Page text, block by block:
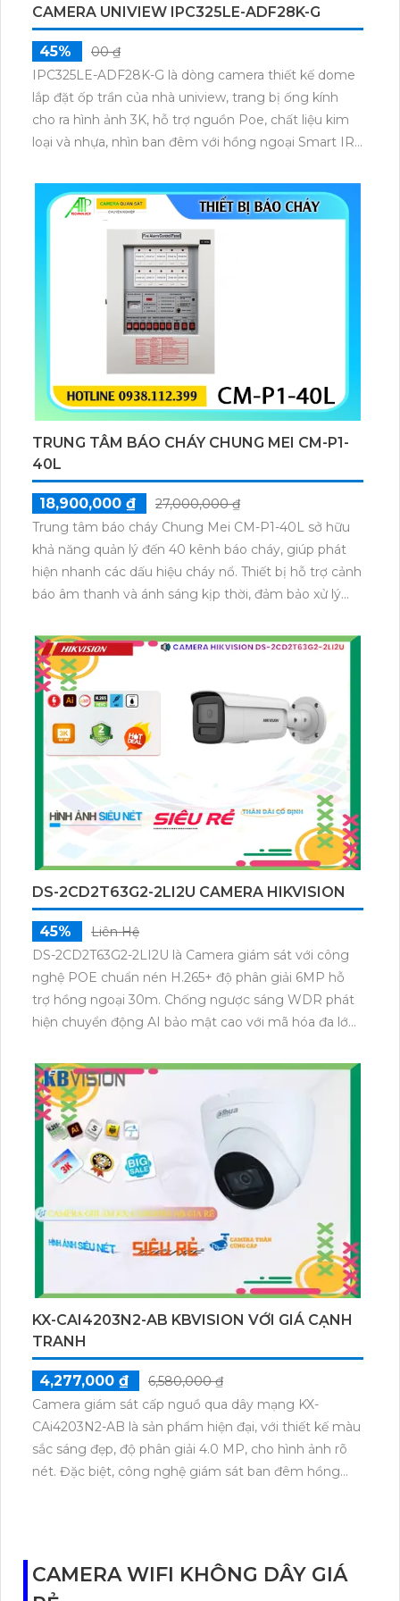
CAMERA UNIVIEW IPC325LE-ADF28K-G
45%
00 ₫
IPC325LE-ADF28K-G là dòng camera thiết kế dome
lắp đặt ốp trần của nhà uniview, trang bị ống kính
cho ra hình ảnh 3K, hỗ trợ nguồn Poe, chất liệu kim
loại và nhựa, nhìn ban đêm với hồng ngoại Smart IR
DWDR 120 db
TRUNG TÂM BÁO CHÁY CHUNG MEI CM-P1-
40L
18,900,000 ₫
27,000,000 ₫
Trung tâm báo cháy Chung Mei CM-P1-40L sở hữu
khả năng quản lý đến 40 kênh báo cháy, giúp phát
hiện nhanh các dấu hiệu cháy nổ. Thiết bị hỗ trợ cảnh
báo âm thanh và ánh sáng kịp thời, đảm bảo xử lý
dàng với nhiều loại cảm biến, tối ưu bảo vệ an toàn.
DS-2CD2T63G2-2LI2U CAMERA HIKVISION
45%
Liên Hệ
DS-2CD2T63G2-2LI2U là Camera giám sát với công
nghệ POE chuẩn nén H.265+ độ phân giải 6MP hỗ
trợ hồng ngoại 30m. Chống ngược sáng WDR phát
hiện chuyển động AI bảo mật cao với mã hóa đa lớp.
trong mọi điều kiện ánh sáng.
KX-CAI4203N2-AB KBVISION VỚI GIÁ CẠNH
TRANH
4,277,000 ₫
6,580,000 ₫
Camera giám sát cấp nguồ qua dây mạng KX-
CAi4203N2-AB là sản phẩm hiện đại, với thiết kế màu
sắc sáng đẹp, độ phân giải 4.0 MP, cho hình ảnh rõ
nét. Đặc biệt, công nghệ giám sát ban đêm hồng
cách nhanh chóng. Hồng ngoại Smart IR Camera
giúp điều chỉnh ánh sáng một cách thông minh, tạo
CAMERA WIFI KHÔNG DÂY GIÁ